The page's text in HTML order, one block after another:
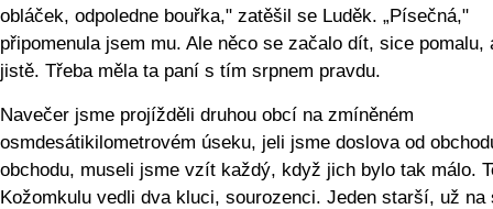
obláček, odpoledne bouřka," zatěšil se Luděk. „Písečná,"
připomenula jsem mu. Ale něco se začalo dít, sice pomalu,
jistě. Třeba měla ta paní s tím srpnem pravdu.
Navečer jsme projížděli druhou obcí na zmíněném
osmdesátikilometrovém úseku, jeli jsme doslova od
obchodu, museli jsme vzít každý, když jich bylo tak málo.
Kožomkulu vedli dva kluci, sourozenci. Jeden starší, už na